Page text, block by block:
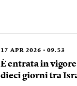
17 APR 2026 09.53
È entrata in
dieci giorni tra